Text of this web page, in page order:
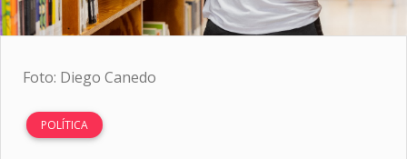
Foto: Diego Canedo
POLÍTICA